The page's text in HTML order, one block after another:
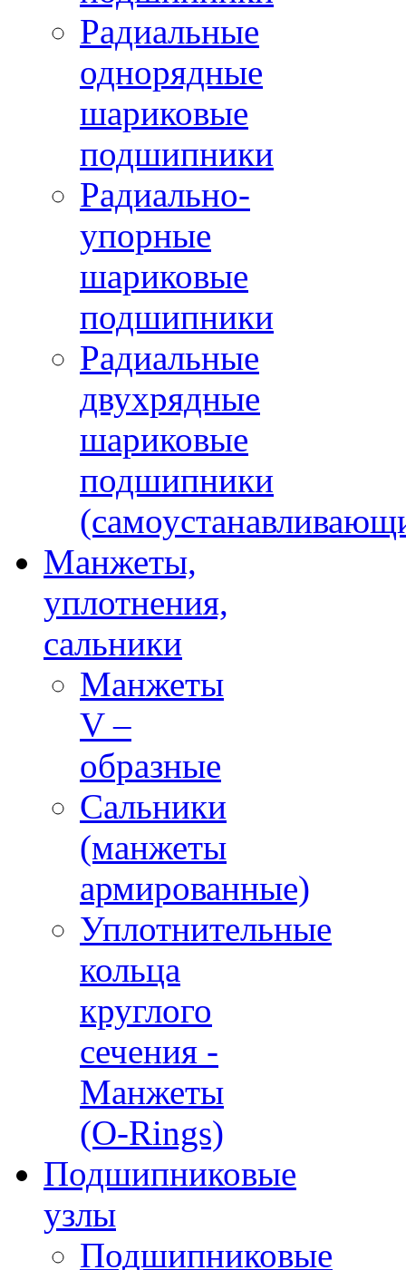
Радиальные
однорядные
шариковые
подшипники
Радиально-
упорные
шариковые
подшипники
Радиальные
двухрядные
шариковые
подшипники
Манжеты,
уплотнения,
сальники
Манжеты
V –
образные
Сальники
(манжеты
армированные)
Уплотнительные
кольца
круглого
сечения -
Манжеты
(O-Rings)
Подшипниковые
узлы
Подшипниковые